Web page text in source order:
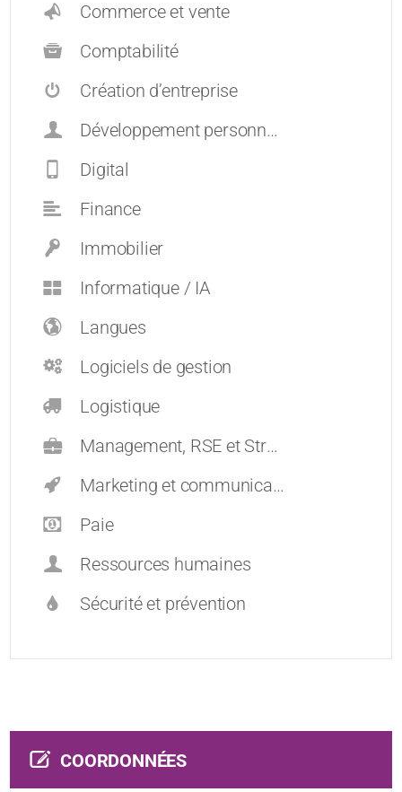
Commerce et vente
Comptabilité
Création d’entreprise
Développement personnel et carrières
Digital
Finance
Immobilier
Informatique / IA
Langues
Logiciels de gestion
Logistique
Management, RSE et Stratégie
Marketing et communication
Paie
Ressources humaines
Sécurité et prévention
COORDONNÉES